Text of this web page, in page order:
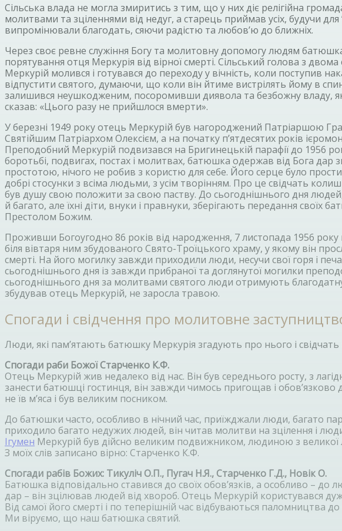
Сільська влада не могла змиритись з тим, що у них діє релігійна
молитвами та зціленнями від недуг, а старець приймав усіх, будучи для
випромінювали благодать, сяючи радістю та любов’ю до ближніх.
Через своє ревне служіння Богу та молитовну допомогу людям
порятування отця Меркурія від вірної смерті. Сільський голова з
Меркурій молився і готувався до переходу у вічність, коли поступив
відпустити святого, думаючи, що коли він йтиме вистрілять йому в
залишився неушкодженим, посоромивши диявола та безбожну владу,
сказав: «Цього разу не прийшлося вмерти».
У березні 1949 року отець Меркурій був нагороджений Патріаршою
Святійшим Патріархом Олексієм, а на початку п’ятдесятих років
Преподобний Меркурій подвизався на Бригинецькій парафії до 1956
боротьбі, подвигах, постах і молитвах, батюшка одержав від Бога дар
простотою, нічого не робив з користю для себе. Його серце було
добрі стосунки з всіма людьми, з усім творінням. Про це свідчать
був душу свою положити за свою паству. До сьогоднішнього дня
й багато, але їхні діти, внуки і правнуки, зберігають передання своїх
Престолом Божим.
Проживши Богоугодно 86 років від народження, 7 листопада 1956
біля вівтаря ним збудованого Свято-Троїцького храму, у якому він
смерті. На його могилку завжди приходили люди, несучи свої горя і
сьогоднішнього дня із завжди прибраної та доглянутої могилки
сьогоднішнього дня за молитвами святого люди отримують
збудував отець Меркурій, не заросла травою.
Спогади і свідчення про молитовне
Люди, які пам’ятають батюшку Меркурія згадують про нього і
Спогади раби Божої Старченко К.Ф.
Отець Меркурій жив недалеко від нас. Він був середнього росту, з
занести батюшці гостинця, він завжди чимось пригощав і
не їв м’яса і був великим посником.
До батюшки часто, особливо в нічний час, приїжджали люди, багато
приходило багато недужих людей, він читав молитви на зцілення і
Ігумен Меркурій був дійсно великим подвижником, людиною з великої
З моїх слів записано вірно: Старченко К.Ф.
Спогади рабів Божих: Тикуліч О.П., Пугач Н.Я., Старченко Г.Д., Новік О.
Батюшка відповідально ставився до своїх обов’язків, а особливо –
дар – він зцілював людей від хвороб. Отець Меркурій користувався
Від самої його смерті і по теперішній час відбуваються
Ми віруємо, що наш батюшка святий.